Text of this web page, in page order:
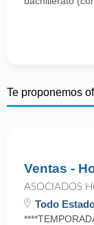
Te proponemos
Ventas -
ASOCIADOS
Todo